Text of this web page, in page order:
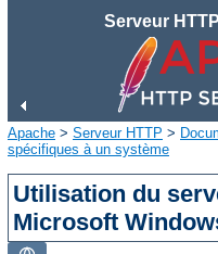
Serveur
Apache > Serveur HTTP >
spécifiques à un système
Utilisation du
Microsoft